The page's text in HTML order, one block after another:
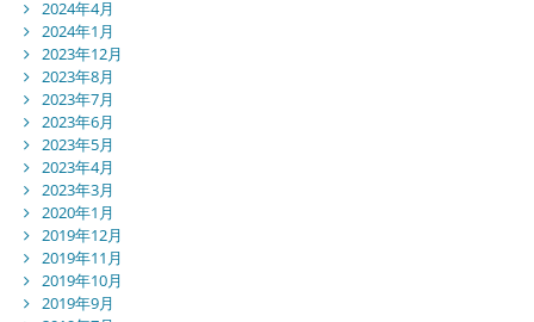
2024年4月
2024年1月
2023年12月
2023年8月
2023年7月
2023年6月
2023年5月
2023年4月
2023年3月
2020年1月
2019年12月
2019年11月
2019年10月
2019年9月